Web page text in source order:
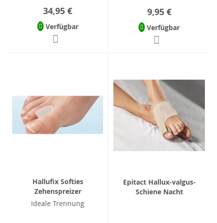
34,95 €
Verfügbar
9,95 €
Verfügbar
Hallufix Softies
Zehenspreizer
Ideale Trennung
Epitact Hallux-valgus-
Schiene Nacht